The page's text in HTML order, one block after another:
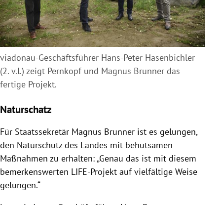
viadonau-Geschäftsführer Hans-Peter Hasenbichler
(2. v.l.) zeigt Pernkopf und Magnus Brunner das
fertige Projekt.
Naturschatz
Für Staatssekretär Magnus Brunner ist es gelungen,
den Naturschutz des Landes mit behutsamen
Maßnahmen zu erhalten: „Genau das ist mit diesem
bemerkenswerten LIFE-Projekt auf vielfältige Weise
gelungen.“